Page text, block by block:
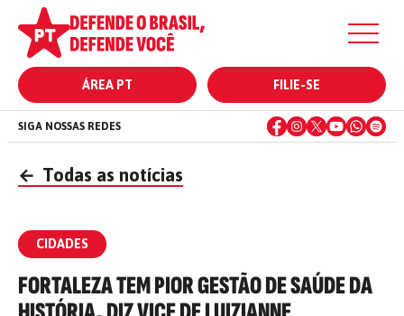
ÁREA PT FILIE-SE
SIGA NOSSAS REDES
← Todas as notícias
CIDADES
FORTALEZA TEM PIOR GESTÃO DE SAÚDE DA